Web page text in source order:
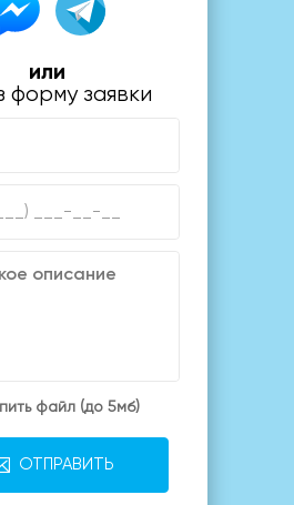
или
форму заявки
файл (до 5мб)
ОТПРАВИТЬ